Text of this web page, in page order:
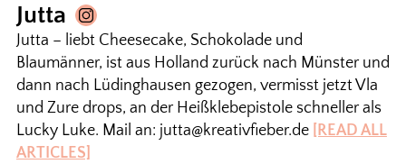
Jutta
Jutta – liebt Cheesecake, Schokolade und
Blaumänner, ist aus Holland zurück nach Münster und
dann nach Lüdinghausen gezogen, vermisst jetzt Vla
und Zure drops, an der Heißklebepistole schneller als
Lucky Luke. Mail an: jutta@kreativfieber.de [READ ALL
ARTICLES]